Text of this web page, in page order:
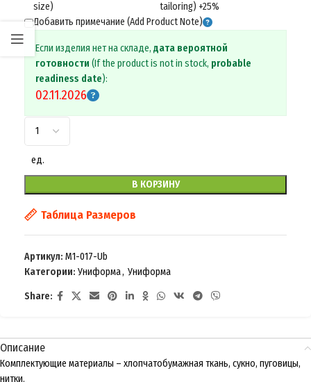
size)
tailoring) +25%
Добавить примечание (Add Product Note)
Если изделия нет на складе, дата вероятной
готовности (If the product is not in stock, probable
readiness date):
02.11.2026
ед.
В КОРЗИНУ
Таблица Размеров
Артикул: M1-017-Ub
Категории: Униформа, Униформа
Share:
Описание
Комплектующие материалы – хлопчатобумажная ткань, сукно, пуговицы,
нитки.